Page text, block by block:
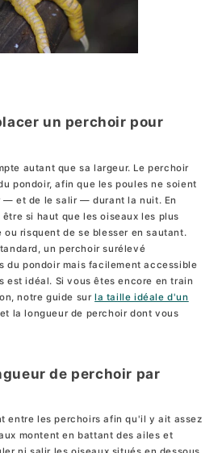
un perchoir pour
autant que sa largeur. Le perchoir
pondoir, afin que les poules ne soient
— et de le salir — durant la nuit. En
si haut que les oiseaux les plus
risquent de se blesser en sautant.
un perchoir surélevé
du pondoir mais facilement accessible
est idéal. Si vous êtes encore en train
notre guide surla taille idéale d'un
la longueur de perchoir dont vous
de perchoir par
entre les perchoirs afin qu'il y ait assez
montent en battant des ailes et